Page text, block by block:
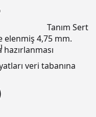
veri tabanına
Tanım Sert
elenmiş 4,75 mm.